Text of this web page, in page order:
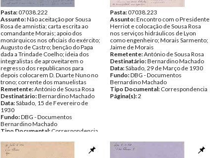
Pasta:07038.222
Assunto:Não aceitação por Sousa
Rosa de amnistia; carta escrita ao
comandante Morais; apoio dos
monárquicos nos oficiais do exército;
Augusto de Castro; benção do Papa
dada a Trindade Coelho; ideia dos
integralistas de aproveitarem o
regresso dos republicanos para
depois colocarem D. Duarte Nuno no
trono; corrente dos manuelistas
Remetente:António de Sousa Rosa
Destinatário:Bernardino Machado
Data:Sábado, 15 de Fevereiro de
1930
Fundo:DBG - Documentos
Bernardino Machado
Tipo Documental: Correspondencia
Pasta:07038.223
Assunto:Encontro com o Presidente
Herriot e colocação de Sousa Rosa
nos serviços hidráulicos de Lyon
como engenheiro; Morais Sarmento;
Jaime de Morais
Remetente:António de Sousa Rosa
Destinatário:Bernardino Machado
Data:Sábado, 29 de Março de 1930
Fundo:DBG - Documentos
Bernardino Machado
Tipo Documental: Correspondencia
Página(s):2